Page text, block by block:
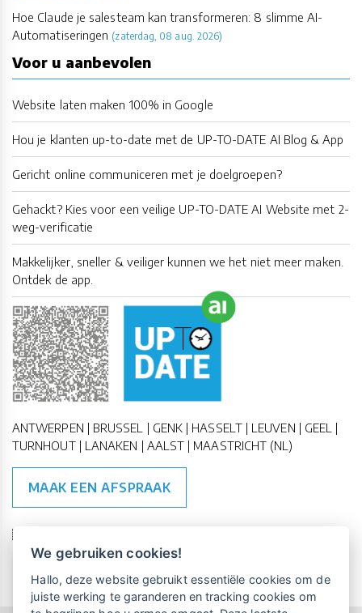
Hoe Claude je salesteam kan transformeren: 8 slimme AI-
Automatiseringen (zaterdag, 08 aug. 2026)
Voor u aanbevolen
Website laten maken 100% in Google
Hou je klanten up-to-date met de UP-TO-DATE AI Blog & App
Gericht online communiceren met je doelgroepen?
Gehackt? Kies voor een veilige UP-TO-DATE AI Website met 2-
weg-verificatie
Makkelijker, sneller & veiliger kunnen we het niet meer maken.
Ontdek de app.
ANTWERPEN | BRUSSEL | GENK | HASSELT | LEUVEN | GEEL |
TURNHOUT | LANAKEN | AALST | MAASTRICHT (NL)
MAAK EEN AFSPRAAK
🇪🇺 🇧🇪
We gebruiken cookies!
Hallo, deze website gebruikt essentiële cookies om de
juiste werking te garanderen en tracking cookies om
Vrijblijvende kennismaking?Boek
een persoonlijke demo.